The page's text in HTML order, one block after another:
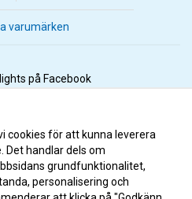
varumärken
på Facebook
på Instagram
på Youtube
på Tiktok
cookies för att kunna leverera
Det handlar dels om
grundfunktionalitet,
personalisering och